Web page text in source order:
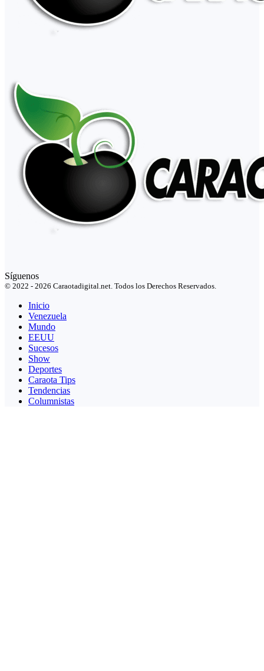
Síguenos
© 2022 - 2026 Caraotadigital.net. Todos los Derechos Reservados.
Inicio
Venezuela
Mundo
EEUU
Sucesos
Show
Deportes
Caraota Tips
Tendencias
Columnistas